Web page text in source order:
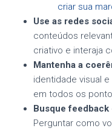
criar sua
Use as redes
conteúdos
criativo e interaja
Mantenha a
identidade visual
em todos os
Busque feedback
Perguntar como